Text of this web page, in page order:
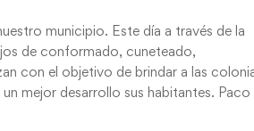
municipio. Este día a través de la
de conformado, cuneteado,
con el objetivo de brindar a las
mejor desarrollo sus habitantes. Paco